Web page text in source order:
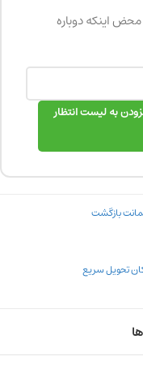
محض اینکه دوباره
به لیست انتظار
تحویل سریع